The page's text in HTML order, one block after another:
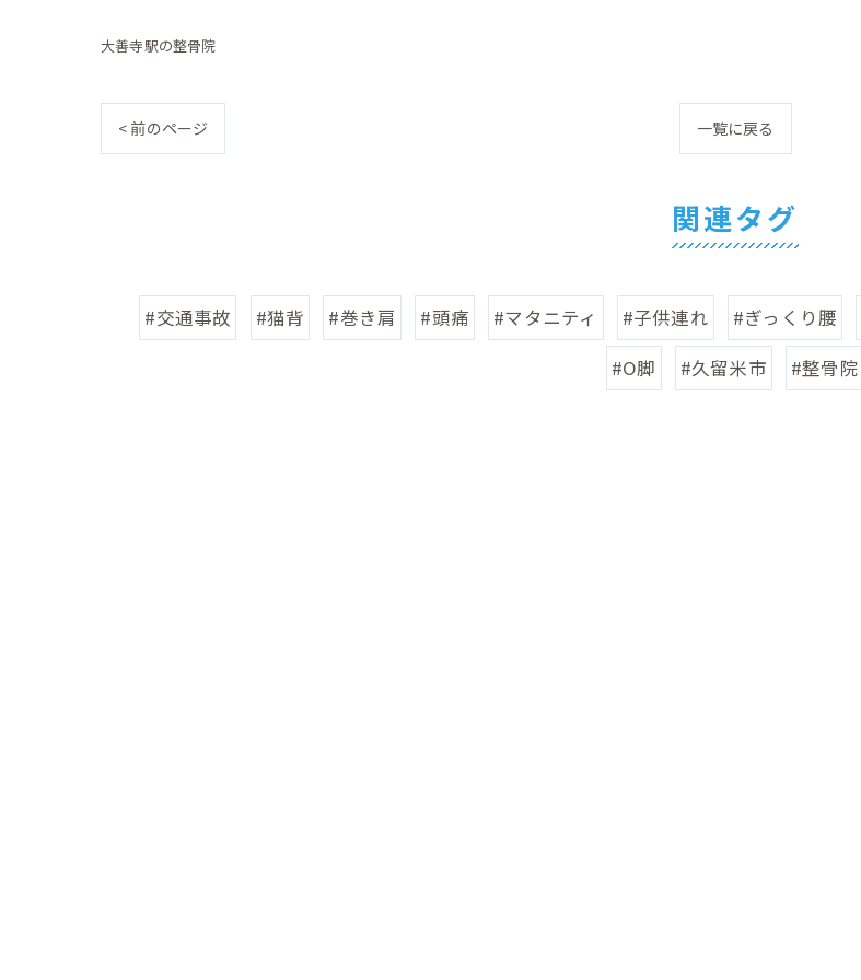
大善寺駅の整骨院
< 前のページ 一覧に戻る
関連タグ
#交通事故 #猫背 #巻き肩 #頭痛 #マタニティ #子供連れ #ぎっくり腰
#O脚
#久留米市 #整骨院